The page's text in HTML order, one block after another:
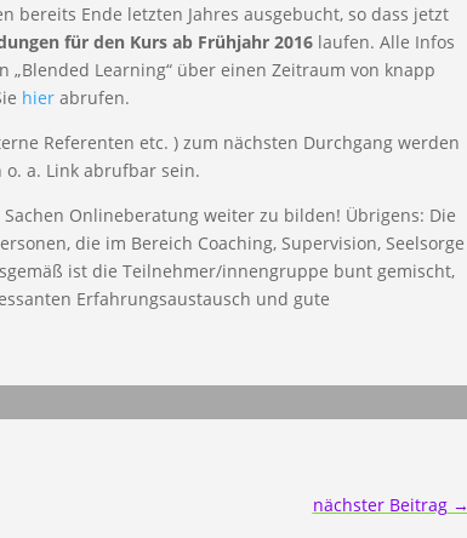
bereits Ende letzten Jahres ausgebucht, so dass jetzt
für den Kurs ab Frühjahr 2016 laufen. Alle Infos
„Blended Learning“ über einen Zeitraum von knapp
hier abrufen.
Referenten etc. ) zum nächsten Durchgang werden
a. Link abrufbar sein.
Onlineberatung weiter zu bilden! Übrigens: Die
die im Bereich Coaching, Supervision, Seelsorge
ist die Teilnehmer/innengruppe bunt gemischt,
Erfahrungsaustausch und gute
nächster Beitrag→